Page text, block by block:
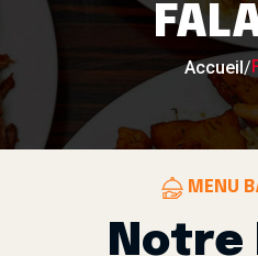
Accueil/
MENU
Notre